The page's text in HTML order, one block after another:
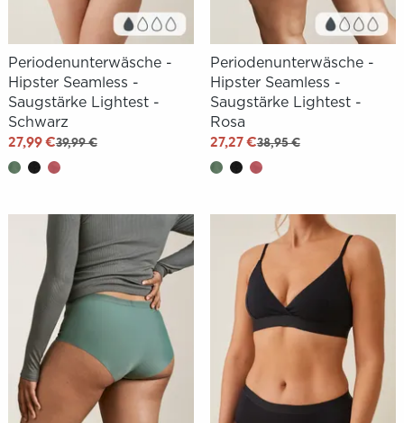
Periodenunterwäsche -
Hipster Seamless -
Saugstärke Lightest -
Schwarz
27,99 €39,99 €
Periodenunterwäsche -
Hipster Seamless -
Saugstärke Lightest -
Rosa
27,27 €38,95 €